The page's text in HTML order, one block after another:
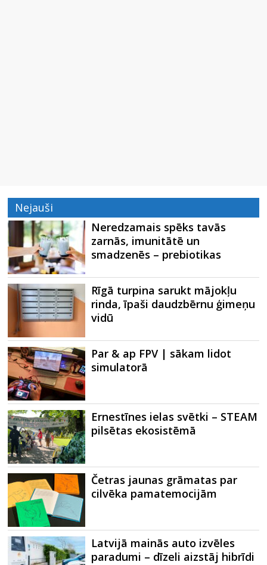
Nejauši
Neredzamais spēks tavās
zarnās, imunitātē un
smadzenēs – prebiotikas
Rīgā turpina sarukt mājokļu
rinda, īpaši daudzbērnu ģimeņu
vidū
Par & ap FPV | sākam lidot
simulatorā
Ernestīnes ielas svētki – STEAM
pilsētas ekosistēmā
Četras jaunas grāmatas par
cilvēka pamatemocijām
Latvijā mainās auto izvēles
paradumi – dīzeli aizstāj hibrīdi